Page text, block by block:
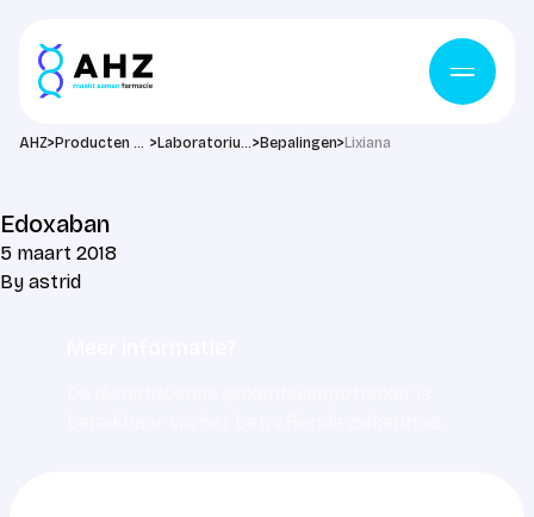
AHZ> Producten & diensten > Laboratorium> Bepalingen> Lixiana
Edoxaban
5 maart 2018
By astrid